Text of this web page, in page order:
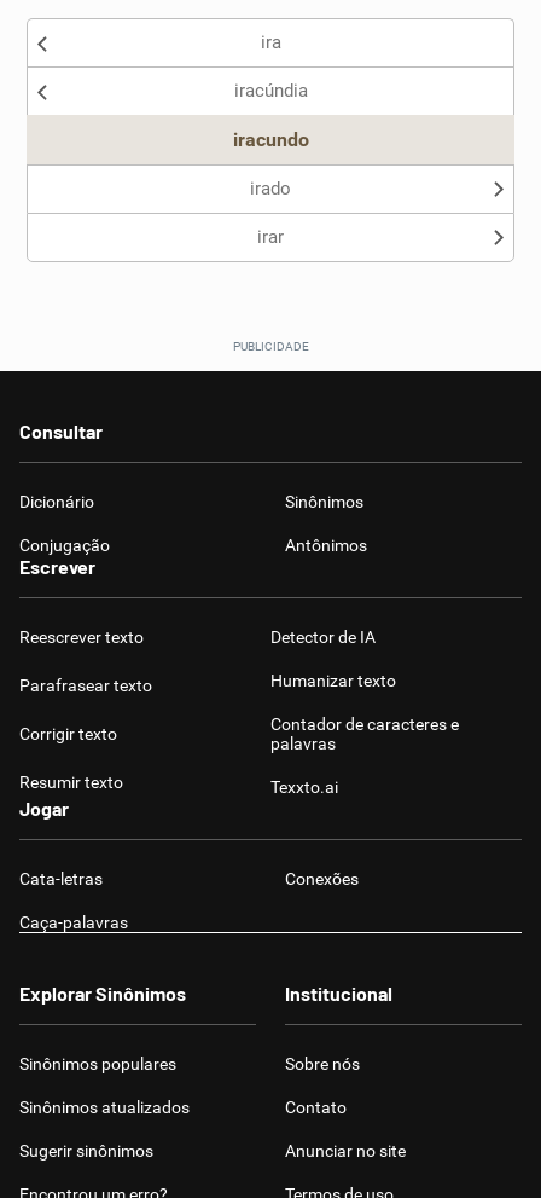
Sinônimos
Nenhum dos sinônimos apresentados me ajudou
ira
iracúndia
iracundo
irado
irar
Consultar
Dicionário Sinônimos
Conjugação Antônimos
Escrever
Reescrever texto
Parafrasear texto
Corrigir texto
Resumir texto
Detector de IA
Humanizar texto
Contador de caracteres e
palavras
Texxto.ai
Jogar
Cata-letras Conexões
Caça-palavras
Explorar Sinônimos
Sinônimos populares
Sinônimos atualizados
Sugerir sinônimos
Institucional
Sobre nós
Contato
Anunciar no site